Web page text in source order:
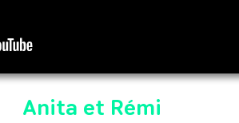
Anita et Rémi